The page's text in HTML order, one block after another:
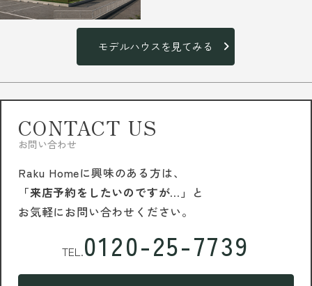
モデルハウスを見てみる
CONTACT US
お問い合わせ
Raku Homeに興味のある方は、
「来店予約をしたいのですが…」 と
お気軽にお問い合わせください。
TEL.0120-25-7739